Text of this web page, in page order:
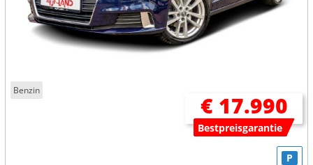
Benzin
€ 17.990
Bestpreisgarantie
P